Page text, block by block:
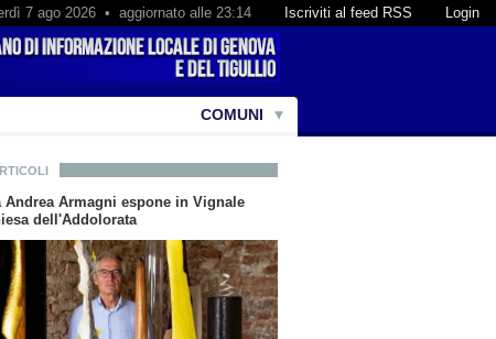
Login
Iscriviti al feed RSS
7 ago 2026 • aggiornato alle 23:14
COMUNI
Andrea Armagni espone in Vignale
dell'Addolorata